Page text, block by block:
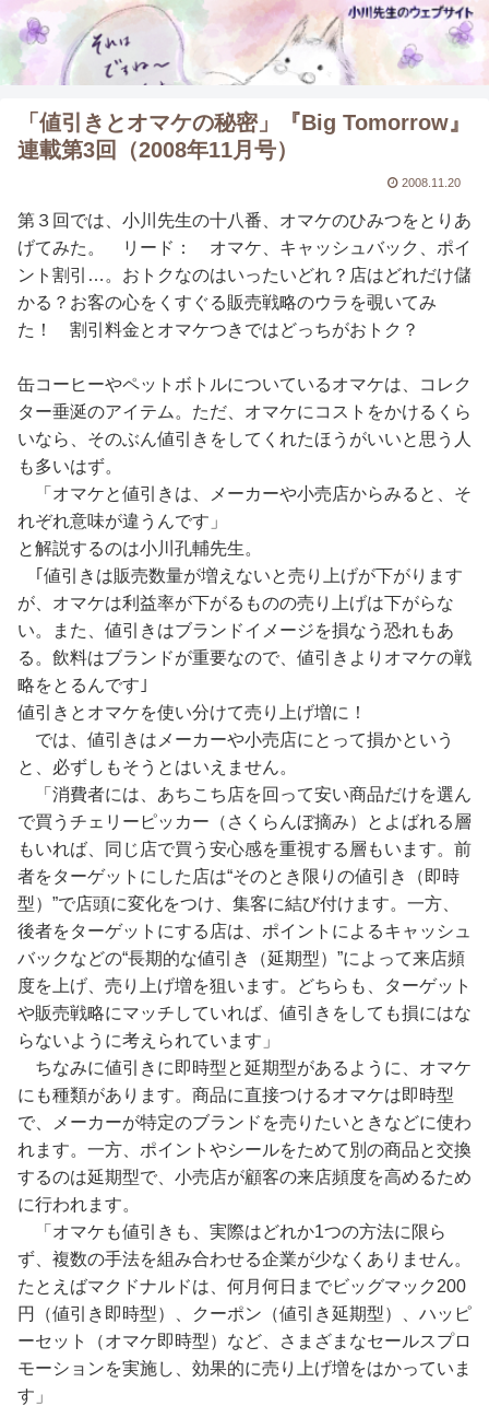
「値引きとオマケの秘密」『Big Tomorrow』
連載第3回（2008年11月号）
2008.11.20
第３回では、小川先生の十八番、オマケのひみつをとりあ
げてみた。 リード： オマケ、キャッシュバック、ポイ
ント割引…。おトクなのはいったいどれ？店はどれだけ儲
かる？お客の心をくすぐる販売戦略のウラを覗いてみ
た！ 割引料金とオマケつきではどっちがおトク？
缶コーヒーやペットボトルについているオマケは、コレク
ター垂涎のアイテム。ただ、オマケにコストをかけるくら
いなら、そのぶん値引きをしてくれたほうがいいと思う人
も多いはず。
「オマケと値引きは、メーカーや小売店からみると、そ
れぞれ意味が違うんです」
と解説するのは小川孔輔先生。
｢値引きは販売数量が増えないと売り上げが下がります
が、オマケは利益率が下がるものの売り上げは下がらな
い。また、値引きはブランドイメージを損なう恐れもあ
る。飲料はブランドが重要なので、値引きよりオマケの戦
略をとるんです｣
値引きとオマケを使い分けて売り上げ増に！
では、値引きはメーカーや小売店にとって損かという
と、必ずしもそうとはいえません。
「消費者には、あちこち店を回って安い商品だけを選ん
で買うチェリーピッカー（さくらんぼ摘み）とよばれる層
もいれば、同じ店で買う安心感を重視する層もいます。前
者をターゲットにした店は“そのとき限りの値引き（即時
型）”で店頭に変化をつけ、集客に結び付けます。一方、
後者をターゲットにする店は、ポイントによるキャッシュ
バックなどの“長期的な値引き（延期型）”によって来店頻
度を上げ、売り上げ増を狙います。どちらも、ターゲット
や販売戦略にマッチしていれば、値引きをしても損にはな
らないように考えられています」
ちなみに値引きに即時型と延期型があるように、オマケ
にも種類があります。商品に直接つけるオマケは即時型
で、メーカーが特定のブランドを売りたいときなどに使わ
れます。一方、ポイントやシールをためて別の商品と交換
するのは延期型で、小売店が顧客の来店頻度を高めるため
に行われます。
「オマケも値引きも、実際はどれか1つの方法に限ら
ず、複数の手法を組み合わせる企業が少なくありません。
たとえばマクドナルドは、何月何日までビッグマック200
円（値引き即時型）、クーポン（値引き延期型）、ハッピ
ーセット（オマケ即時型）など、さまざまなセールスプロ
モーションを実施し、効果的に売り上げ増をはかっていま
す」